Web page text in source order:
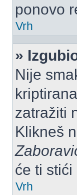
ponovo
Vrh
»
Nije
zatražiti
Klikneš
će ti
Vrh